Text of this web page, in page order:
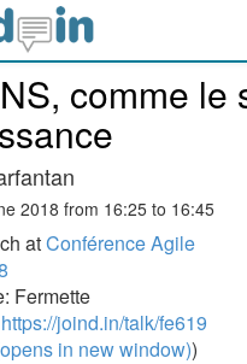
comme le
2018 from 16:25 to 16:45
atConférence Agile
Fermette
https://joind.in/talk/fe619
in new window))